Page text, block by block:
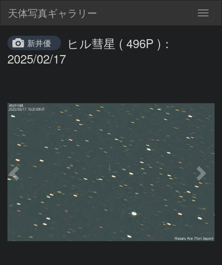
天体写真ギャラリー
新井優
ヒル彗星 ( 496P )：
2025/02/17